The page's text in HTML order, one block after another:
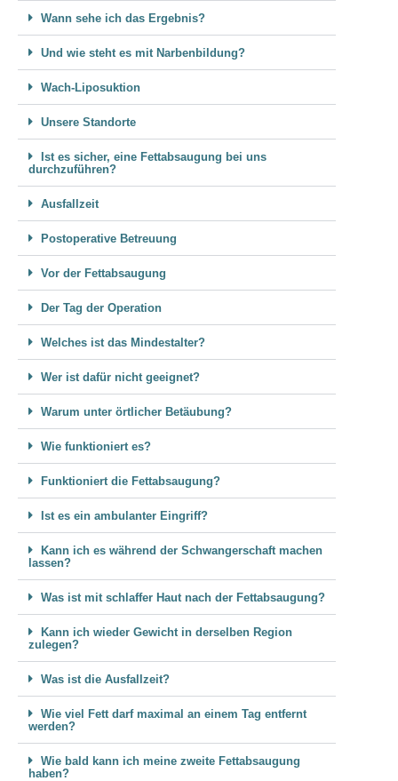
Wann sehe ich das Ergebnis?
Und wie steht es mit Narbenbildung?
Wach-Liposuktion
Unsere Standorte
Ist es sicher, eine Fettabsaugung bei uns
durchzuführen?
Ausfallzeit
Postoperative Betreuung
Vor der Fettabsaugung
Der Tag der Operation
Welches ist das Mindestalter?
Wer ist dafür nicht geeignet?
Warum unter örtlicher Betäubung?
Wie funktioniert es?
Funktioniert die Fettabsaugung?
Ist es ein ambulanter Eingriff?
Kann ich es während der Schwangerschaft machen
lassen?
Was ist mit schlaffer Haut nach der Fettabsaugung?
Kann ich wieder Gewicht in derselben Region
zulegen?
Was ist die Ausfallzeit?
Wie viel Fett darf maximal an einem Tag entfernt
werden?
Wie bald kann ich meine zweite Fettabsaugung
haben?